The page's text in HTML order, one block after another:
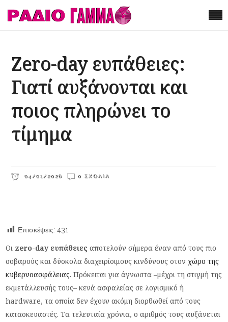
Zero-day ευπάθειες:
Γιατί αυξάνονται και
ποιος πληρώνει το
τίμημα
04/01/2026 0 ΣΧΌΛΙΑ
Επισκέψεις: 431
Οι zero-day ευπάθειες αποτελούν σήμερα έναν από τους πιο
σοβαρούς και δύσκολα διαχειρίσιμους κινδύνους στονχώρο της
κυβερνοασφάλειας. Πρόκειται για άγνωστα –μέχρι τη στιγμή της
εκμετάλλευσής τους– κενά ασφαλείας σε λογισμικό ή
hardware, τα οποία δεν έχουν ακόμη διορθωθεί από τους
κατασκευαστές. Τα τελευταία χρόνια, ο αριθμός τους αυξάνεται